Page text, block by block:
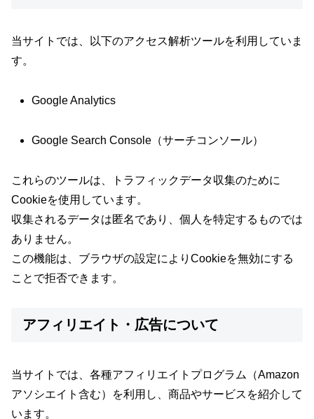
当サイトでは、以下のアクセス解析ツールを利用していま
す。
Google Analytics
Google Search Console（サーチコンソール）
これらのツールは、トラフィックデータ収集のために
Cookieを使用しています。
収集されるデータは匿名であり、個人を特定するものでは
ありません。
この機能は、ブラウザの設定によりCookieを無効にする
ことで拒否できます。
アフィリエイト・広告について
当サイトでは、各種アフィリエイトプログラム（Amazon
アソシエイト含む）を利用し、商品やサービスを紹介して
います。